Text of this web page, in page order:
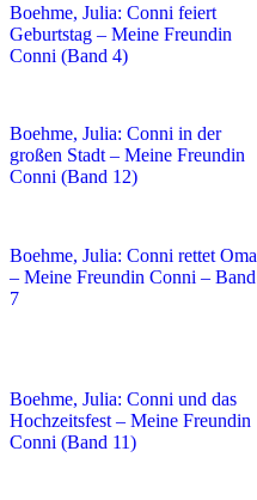
Boehme, Julia: Conni feiert
Geburtstag – Meine Freundin
Conni (Band 4)
Boehme, Julia: Conni in der
großen Stadt – Meine Freundin
Conni (Band 12)
Boehme, Julia: Conni rettet Oma
– Meine Freundin Conni – Band
7
Boehme, Julia: Conni und das
Hochzeitsfest – Meine Freundin
Conni (Band 11)